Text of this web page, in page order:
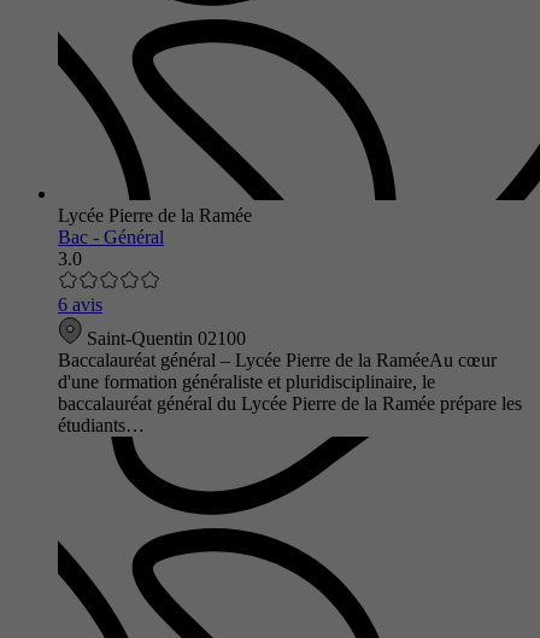
Lycée Pierre de la Ramée
Bac - Général
3.0
6 avis
Saint-Quentin 02100
Baccalauréat général – Lycée Pierre de la RaméeAu cœur
d'une formation généraliste et pluridisciplinaire, le
baccalauréat général du Lycée Pierre de la Ramée prépare les
étudiants…